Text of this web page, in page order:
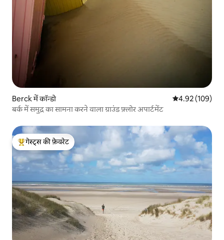
Berck में कॉन्डो औसत रेटिंग 5 में से
4.92 (109)
बर्क में समुद्र का सामना करने वाला ग्राउंड फ़्लोर अपार्टमेंट
गेस्ट्स का टॉप फ़ेवरेट
गेस्ट्स की फ़ेवरेट